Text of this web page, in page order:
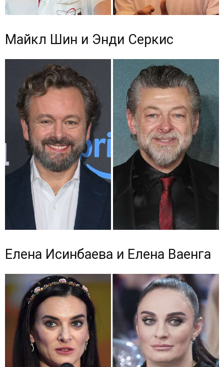
Майкл Шин и Энди Серкис
Елена Исинбаева и Елена Ваенга